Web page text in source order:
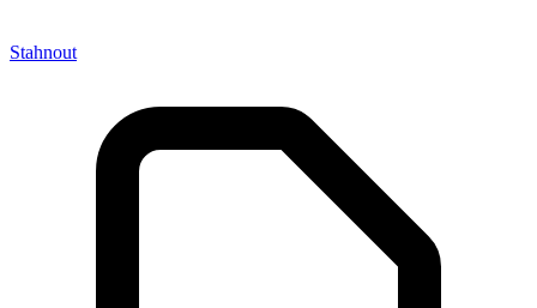
Stahnout